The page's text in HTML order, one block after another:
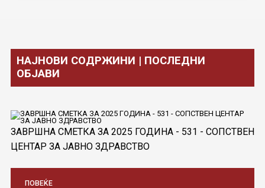
НАЈНОВИ СОДРЖИНИ | ПОСЛЕДНИ
ОБЈАВИ
ЗАВРШНА СМЕТКА ЗА 2025 ГОДИНА - 531 - СОПСТВЕН
ЦЕНТАР ЗА ЈАВНО ЗДРАВСТВО
ПОВЕЌЕ